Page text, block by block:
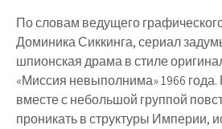
По словам ведущего
Доминика Сиккинга, сериал
шпионская драма в стиле
«Миссия невыполнима» 1966
вместе с небольшой группой
проникать в структуры Империи,